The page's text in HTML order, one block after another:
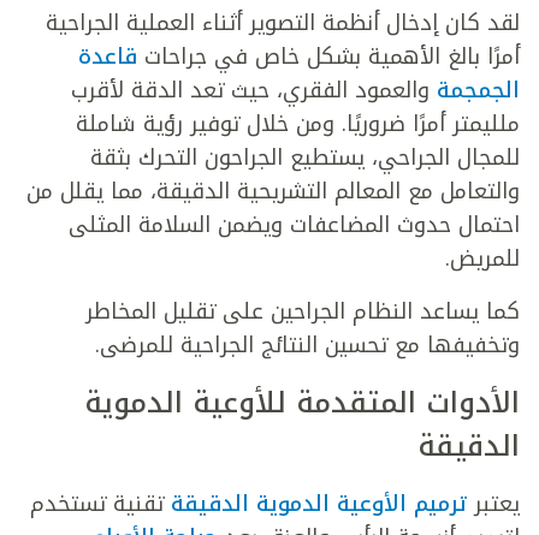
لقد كان إدخال أنظمة التصوير أثناء العملية الجراحية
أمرًا بالغ الأهمية بشكل خاص في جراحات قاعدة
الجمجمة والعمود الفقري، حيث تعد الدقة لأقرب
ملليمتر أمرًا ضروريًا. ومن خلال توفير رؤية شاملة
للمجال الجراحي، يستطيع الجراحون التحرك بثقة
والتعامل مع المعالم التشريحية الدقيقة، مما يقلل من
احتمال حدوث المضاعفات ويضمن السلامة المثلى
للمريض.
كما يساعد النظام الجراحين على تقليل المخاطر
وتخفيفها مع تحسين النتائج الجراحية للمرضى.
الأدوات المتقدمة للأوعية الدموية
الدقيقة
يعتبرترميم الأوعية الدموية الدقيقةتقنية تستخدم